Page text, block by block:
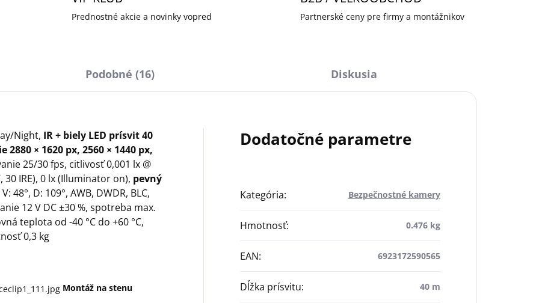
Prednostné akcie a novinky vopred Partnerské ceny pre firmy a montážnikov
Podobné (16) Diskusia
Night, IR + biely LED prísvit 40
2880 × 1620 px, 2560 × 1440 px,
25/30 fps, citlivosť 0,001 lx @
30 IRE), 0 lx (Illuminator on), pevný
48°, D: 109°, AWB, DWDR, BLC,
12 V DC ±30 %, spotreba max.
teplota od -40 °C do +60 °C,
0,3 kg
Montáž na stenu
Dodatočné parametre
Kategória: Bezpečnostné kamery
Hmotnosť: 0.476 kg
EAN: 6923172590565
Dĺžka prísvitu: 40 m